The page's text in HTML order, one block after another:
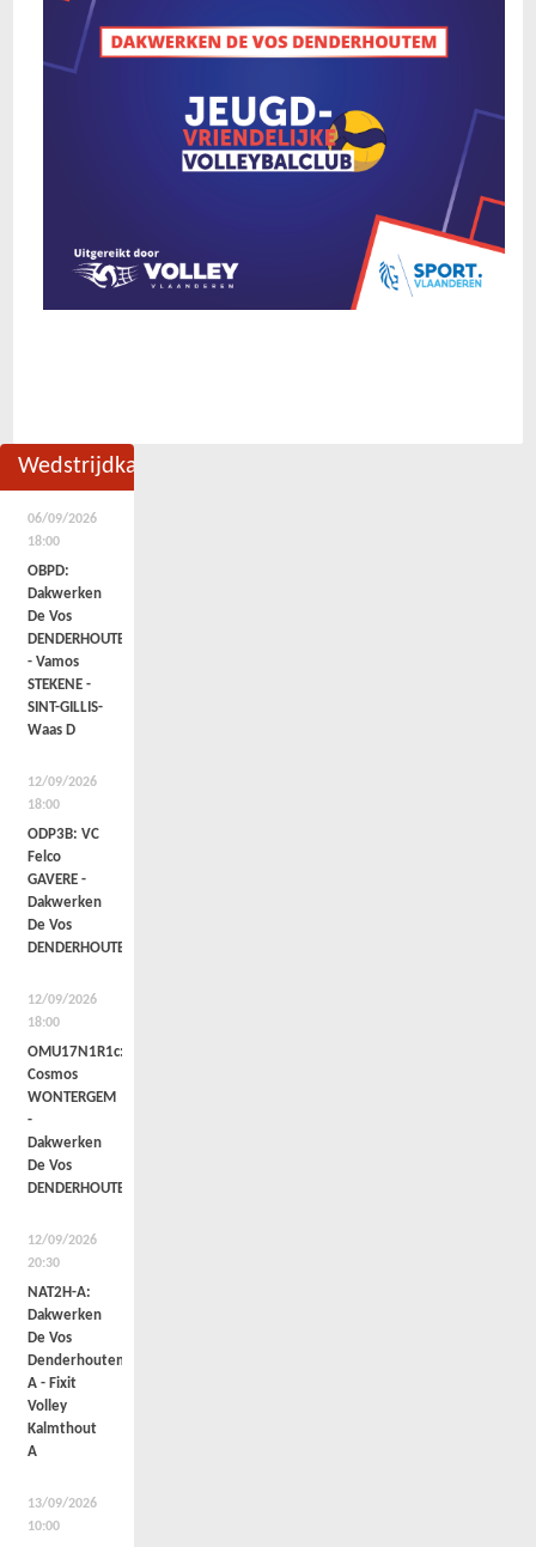
Wedstrijdkalender
06/09/2026
18:00
OBPD:
Dakwerken
De Vos
DENDERHOUTEM
- Vamos
STEKENE -
SINT-GILLIS-
Waas D
12/09/2026
18:00
ODP3B: VC
Felco
GAVERE -
Dakwerken
De Vos
DENDERHOUTEM
12/09/2026
18:00
OMU17N1R1c:
Cosmos
WONTERGEM
-
Dakwerken
De Vos
DENDERHOUTEM
12/09/2026
20:30
NAT2H-A:
Dakwerken
De Vos
Denderhoutem
A - Fixit
Volley
Kalmthout
A
13/09/2026
10:00